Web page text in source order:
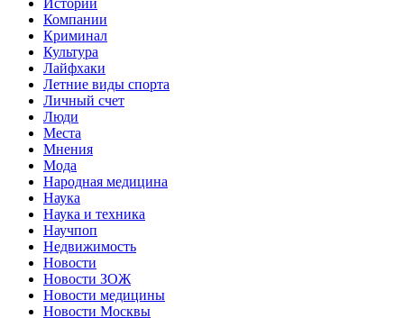
Компании
Криминал
Культура
Лайфхаки
Летние виды спорта
Личный счет
Люди
Места
Мнения
Мода
Народная медицина
Наука
Наука и техника
Научпоп
Недвижимость
Новости
Новости ЗОЖ
Новости медицины
Новости Москвы